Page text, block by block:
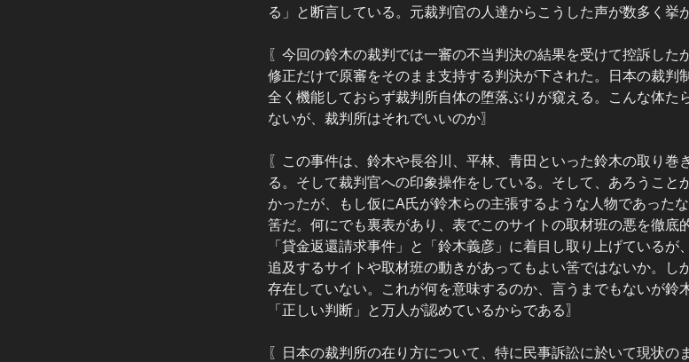
る」と断言している。元裁判官の人達からこうした声が数多く挙
〖今回の鈴木の裁判では一審の不当判決の結果を受けて控訴した
修正だけで原審をそのまま支持する判決が下された。日本の裁判
全く機能しておらず裁判所自体の堕落ぶりが窺える。こんな体た
ないが、裁判所はそれでいいのか〗
〖この事件は、鈴木や長谷川、平林、青田といった鈴木の取り巻
る。そして裁判官への印象操作をしている。そして、あろうこと
かったが、もし仮にA氏が鈴木らの主張するような人物であった
筈だ。何にでも裏表があり、表でこのサイトの取材班の悪を徹底
「貸金返還請求事件」と「鈴木義彦」に着目し取り上げている
追及するサイトや取材班の動きがあってもよい筈ではないか。し
存在していない。これが何を意味するのか、言うまでもないが鈴
「正しい判断」と万人が認めているからである〗
〖日本の裁判所の在り方について、特に民事訴訟に於いて現状の